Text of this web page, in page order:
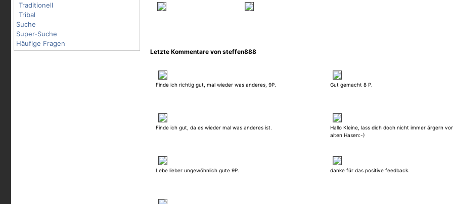
Traditionell
Tribal
Suche
Super-Suche
Häufige Fragen
Letzte Kommentare von steffen888
Finde ich richtig gut, mal wieder was anderes, 9P. Gut gemacht 8 P.
Finde ich gut, da es wieder mal was anderes ist.
Hallo Kleine, lass dich doch nicht immer ärgern
alten Hasen:-)
Lebe lieber ungewöhnlich gute 9P. danke für das positive feedback.